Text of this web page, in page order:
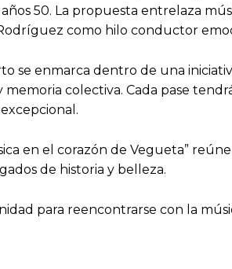
50. La propuesta entrelaza
como hilo conductor
se enmarca dentro de una
memoria colectiva. Cada pase
en el corazón de Vegueta”
de historia y belleza.
para reencontrarse con la